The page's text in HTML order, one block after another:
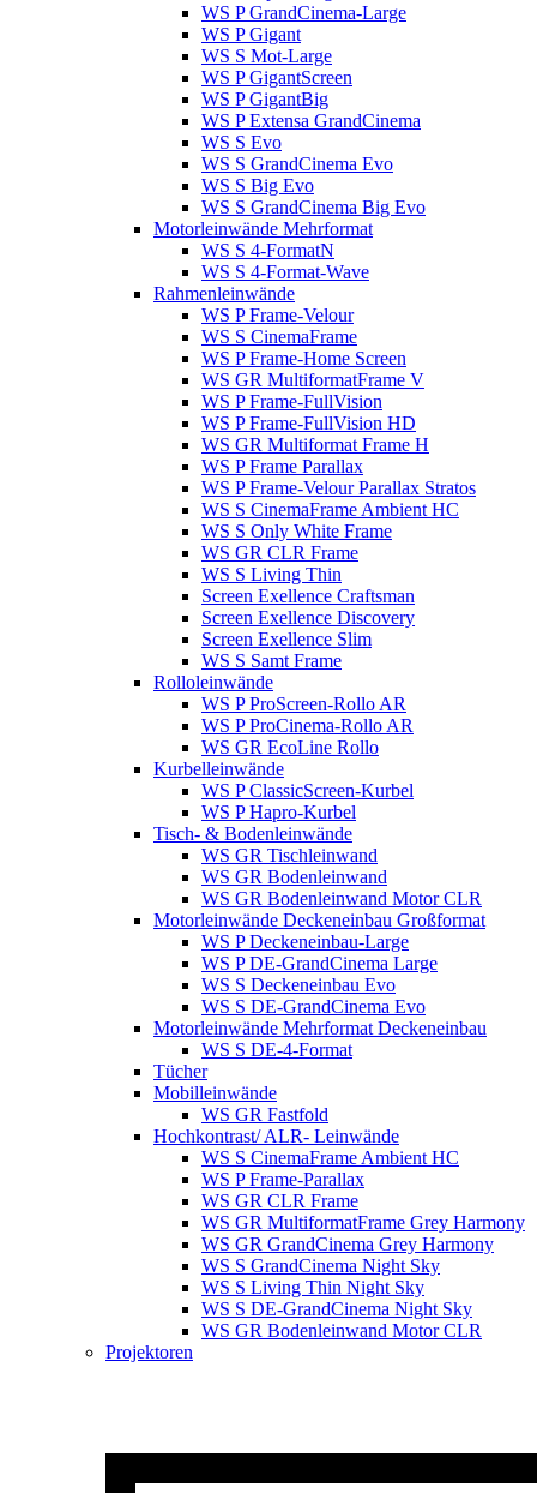
WS P GrandCinema-Large
WS P Gigant
WS S Mot-Large
WS P GigantScreen
WS P GigantBig
WS P Extensa GrandCinema
WS S Evo
WS S GrandCinema Evo
WS S Big Evo
WS S GrandCinema Big Evo
Motorleinwände Mehrformat
WS S 4-FormatN
WS S 4-Format-Wave
Rahmenleinwände
WS P Frame-Velour
WS S CinemaFrame
WS P Frame-Home Screen
WS GR MultiformatFrame V
WS P Frame-FullVision
WS P Frame-FullVision HD
WS GR Multiformat Frame H
WS P Frame Parallax
WS P Frame-Velour Parallax Stratos
WS S CinemaFrame Ambient HC
WS S Only White Frame
WS GR CLR Frame
WS S Living Thin
Screen Exellence Craftsman
Screen Exellence Discovery
Screen Exellence Slim
WS S Samt Frame
Rolloleinwände
WS P ProScreen-Rollo AR
WS P ProCinema-Rollo AR
WS GR EcoLine Rollo
Kurbelleinwände
WS P ClassicScreen-Kurbel
WS P Hapro-Kurbel
Tisch- & Bodenleinwände
WS GR Tischleinwand
WS GR Bodenleinwand
WS GR Bodenleinwand Motor CLR
Motorleinwände Deckeneinbau Großformat
WS P Deckeneinbau-Large
WS P DE-GrandCinema Large
WS S Deckeneinbau Evo
WS S DE-GrandCinema Evo
Motorleinwände Mehrformat Deckeneinbau
WS S DE-4-Format
Tücher
Mobilleinwände
WS GR Fastfold
Hochkontrast/ ALR- Leinwände
WS S CinemaFrame Ambient HC
WS P Frame-Parallax
WS GR CLR Frame
WS GR MultiformatFrame Grey Harmony
WS GR GrandCinema Grey Harmony
WS S GrandCinema Night Sky
WS S Living Thin Night Sky
WS S DE-GrandCinema Night Sky
WS GR Bodenleinwand Motor CLR
Projektoren